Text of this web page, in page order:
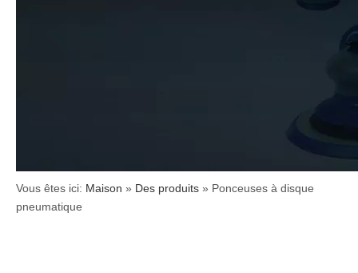
Vous êtes ici: Maison » Des produits » Ponceuses à disque
pneumatique